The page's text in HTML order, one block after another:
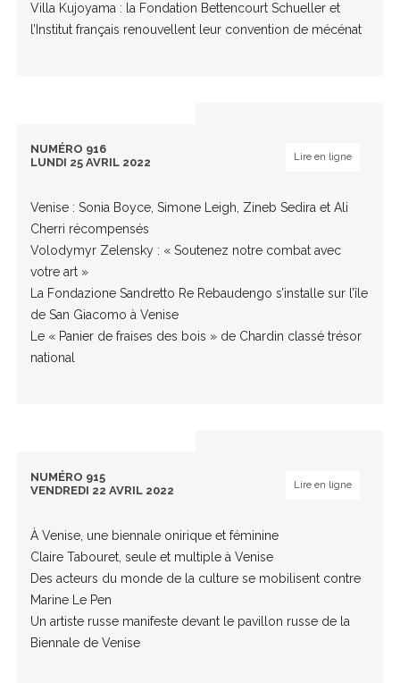
Villa Kujoyama : la Fondation Bettencourt Schueller et
l’Institut français renouvellent leur convention de mécénat
NUMÉRO 916
LUNDI 25 AVRIL 2022
Lire en ligne
Venise : Sonia Boyce, Simone Leigh, Zineb Sedira et Ali
Cherri récompensés
Volodymyr Zelensky : « Soutenez notre combat avec
votre art »
La Fondazione Sandretto Re Rebaudengo s’installe sur l’île
de San Giacomo à Venise
Le « Panier de fraises des bois » de Chardin classé trésor
national
NUMÉRO 915
VENDREDI 22 AVRIL 2022
Lire en ligne
À Venise, une biennale onirique et féminine
Claire Tabouret, seule et multiple à Venise
Des acteurs du monde de la culture se mobilisent contre
Marine Le Pen
Un artiste russe manifeste devant le pavillon russe de la
Biennale de Venise